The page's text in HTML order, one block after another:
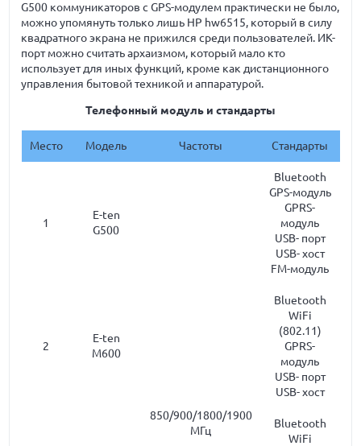
G500 коммуникаторов с GPS-модулем практически не было,
можно упомянуть только лишь HP hw6515, который в силу
квадратного экрана не прижился среди пользователей. ИК-
порт можно считать архаизмом, который мало кто
использует для иных функций, кроме как дистанционного
управления бытовой техникой и аппаратурой.
Телефонный модуль и стандарты
Место Модель Частоты Стандарты
1
E-ten
G500
850/900/1800/1900
МГц
Bluetooth
GPS-модуль
GPRS-
модуль
USB- порт
USB- хост
FM-модуль
2
E-ten
M600
Bluetooth
WiFi
(802.11)
GPRS-
модуль
USB- порт
USB- хост
Bluetooth
WiFi